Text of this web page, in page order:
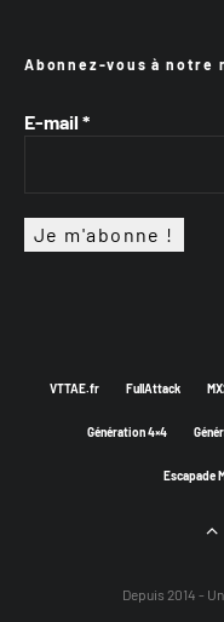
Abonnez-vous à notre
E-mail *
VTTAE.fr FullAttack
Génération 4×4
Escapade
Depuis 2014 -